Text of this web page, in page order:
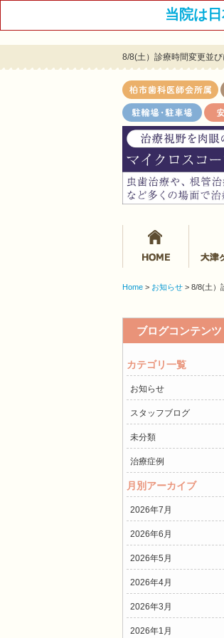
当院は
8/8(土）診療時間変更並
Home > お知らせ > 8/8(土）
ブログコンテンツ
カテゴリ一覧
お知らせ
スタッフブログ
未分類
治療症例
月別アーカイブ
2026年7月
2026年6月
2026年5月
2026年4月
2026年3月
2026年1月